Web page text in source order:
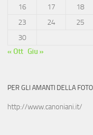
16
17 18
23
24 25
30
« Ott Giu »
PER GLI AMANTI DELLA
http://www.canoniani.it/